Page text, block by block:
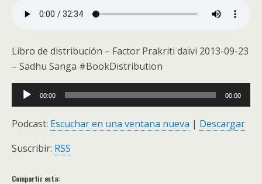
Libro de distribución – Factor Prakriti daivi 2013-09-23
– Sadhu Sanga #BookDistribution
Audio
Player
00:00 00:00
Podcast: Escuchar en una ventana nueva | Descargar
Suscribir: RSS
Compartir esta: